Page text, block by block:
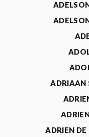
ADRIAAN
ADRIEN DE